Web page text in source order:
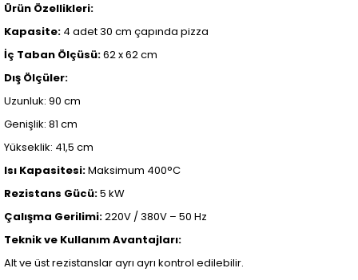
Ürün Özellikleri:
Kapasite: 4 adet 30 cm çapında pizza
İç Taban Ölçüsü:62 x 62 cm
Dış Ölçüler:
Uzunluk: 90 cm
Genişlik: 81 cm
Yükseklik: 41,5 cm
Isı Kapasitesi:Maksimum 400°C
Rezistans Gücü:5 kW
Çalışma Gerilimi:220V / 380V – 50 Hz
Teknik ve Kullanım Avantajları:
Alt ve üst rezistanslar ayrı ayrı kontrol edilebilir.